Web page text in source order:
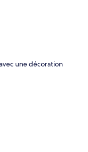
une décoration